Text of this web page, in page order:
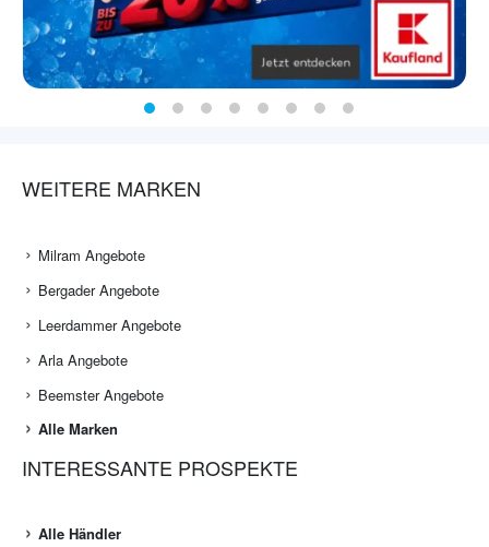
WEITERE MARKEN
Milram Angebote
Bergader Angebote
Leerdammer Angebote
Arla Angebote
Beemster Angebote
Alle Marken
INTERESSANTE PROSPEKTE
Alle Händler